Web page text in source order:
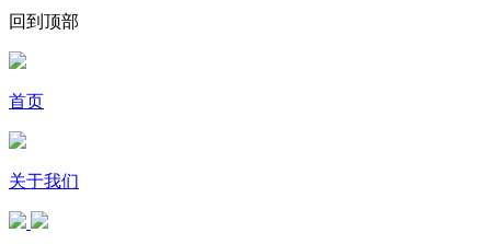
回到顶部
首页
关于我们